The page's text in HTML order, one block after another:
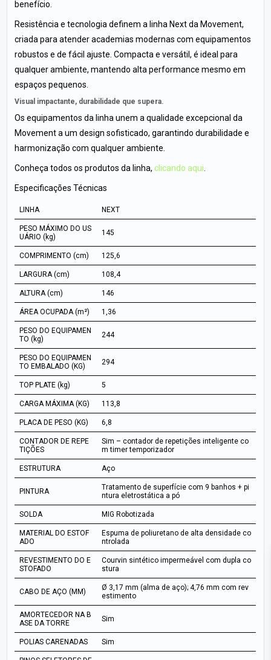
benefício.
Resistência e tecnologia definem a linha Next da Movement,
criada para atender academias modernas com equipamentos
robustos e de fácil ajuste. Compacta e versátil, é ideal para
qualquer ambiente, mantendo alta performance mesmo em
espaços pequenos.
Visual impactante, durabilidade que supera.
Os equipamentos da linha unem a qualidade excepcional da
Movement a um design sofisticado, garantindo durabilidade e
harmonização com qualquer ambiente.
Conheça todos os produtos da linha,clicando aqui
Especificações Técnicas
LINHA NEXT
PESO MÁXIMO DO US
UÁRIO (kg)
145
COMPRIMENTO (cm) 125,6
LARGURA (cm) 108,4
ALTURA (cm) 146
ÁREA OCUPADA (m²) 1,36
PESO DO EQUIPAMEN
TO (kg)
244
PESO DO EQUIPAMEN
TO EMBALADO (KG)
294
TOP PLATE (kg) 5
CARGA MÁXIMA (KG) 113,8
PLACA DE PESO (KG) 6,8
CONTADOR DE REPE
TIÇÕES
Sim – contador de repetições inteligente co
m timer temporizador
ESTRUTURA Aço
PINTURA
Tratamento de superfície com 9 banhos + pi
ntura eletrostática a pó
SOLDA MIG Robotizada
MATERIAL DO ESTOF
ADO
Espuma de poliuretano de alta densidade co
ntrolada
REVESTIMENTO DO E
STOFADO
Courvin sintético impermeável com dupla co
stura
CABO DE AÇO (MM)
Ø 3,17 mm (alma de aço); 4,76 mm com rev
estimento
AMORTECEDOR NA B
ASE DA TORRE
Sim
POLIAS CARENADAS Sim